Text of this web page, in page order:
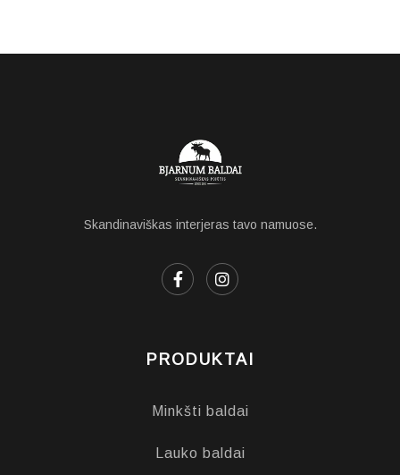
Skandinaviškas interjeras tavo namuose.
PRODUKTAI
Minkšti baldai
Lauko baldai